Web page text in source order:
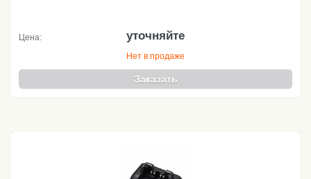
Цена: уточняйте
Нет в продаже
Заказать